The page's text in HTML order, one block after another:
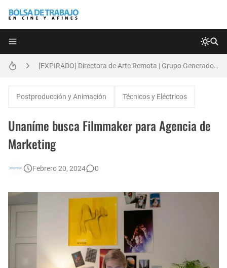
[EXPIRADO] Directora de Arte Remota | Grupo Generadores | Bolsa de Trabajo en Cine y Afines
Postproducción y Animación Técnicos y Eléctricos
Unaníme busca Filmmaker para Agencia de
Marketing
Febrero 20, 2024 0